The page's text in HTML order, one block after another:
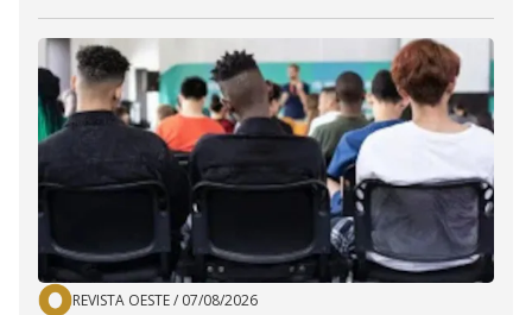
REVISTA OESTE/ 07/08/2026